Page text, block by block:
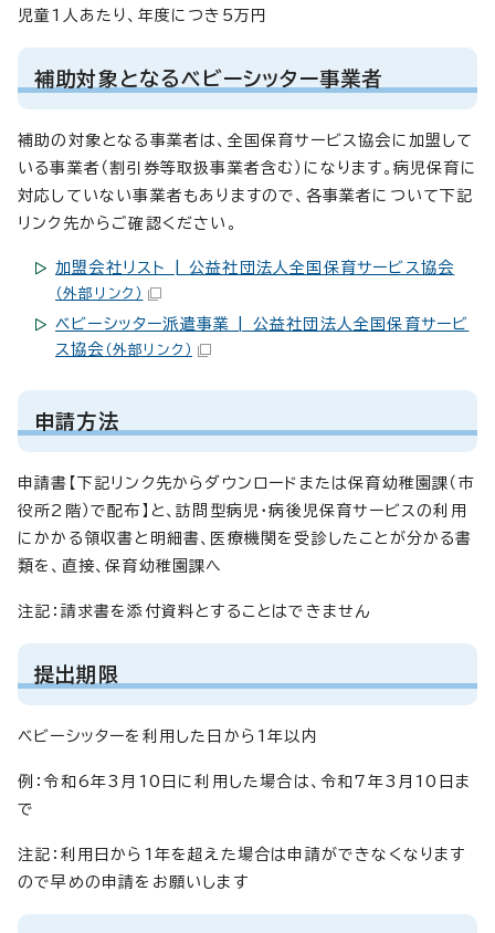
児童1人あたり、年度につき5万円
補助対象となるベビーシッター事業者
補助の対象となる事業者は、全国保育サービス協会に加盟して
いる事業者（割引券等取扱事業者含む）になります。病児保育に
対応していない事業者もありますので、各事業者について下記
リンク先からご確認ください。
加盟会社リスト | 公益社団法人全国保育サービス協会
（外部リンク）
ベビーシッター派遣事業 | 公益社団法人全国保育サービ
ス協会 （外部リンク）
申請方法
申請書【下記リンク先からダウンロードまたは保育幼稚園課（市
役所2階）で配布】と、訪問型病児・病後児保育サービスの利用
にかかる領収書と明細書、医療機関を受診したことが分かる書
類を、直接、保育幼稚園課へ
注記：請求書を添付資料とすることはできません
提出期限
ベビーシッターを利用した日から1年以内
例：令和6年3月10日に利用した場合は、令和7年3月10日ま
で
注記：利用日から1年を超えた場合は申請ができなくなります
ので早めの申請をお願いします